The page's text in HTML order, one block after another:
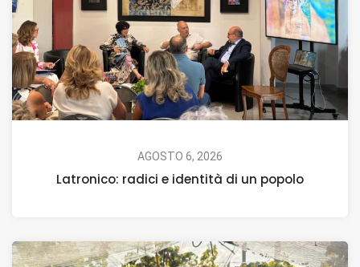
AGOSTO 6, 2026
Latronico: radici e identità di un popolo